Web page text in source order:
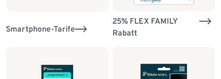
Smartphone-Tarife
25% FLEX FAMILY
Rabatt